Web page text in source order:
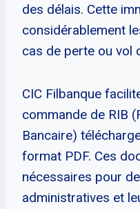
des délais. Cette
considérablement
cas de perte ou vol
CIC Filbanque
commande de RIB
Bancaire)
format PDF. Ces
nécessaires pour
administratives et